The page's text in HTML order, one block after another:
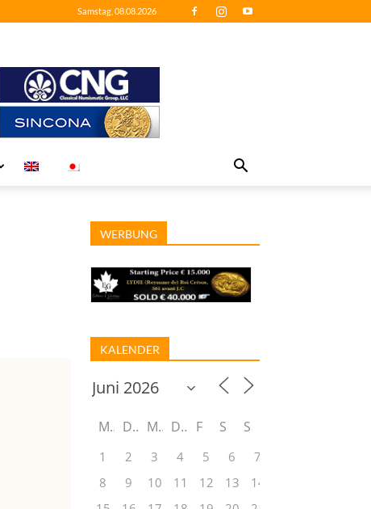
Samstag, 08.08.2026
WERBUNG
KALENDER
M D M D F S S
1 2 3 4 5 6
7
8
9 10 11 12 13
14